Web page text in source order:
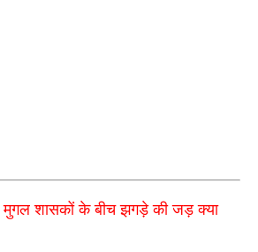
शासकों के बीच झगड़े की जड़ क्या